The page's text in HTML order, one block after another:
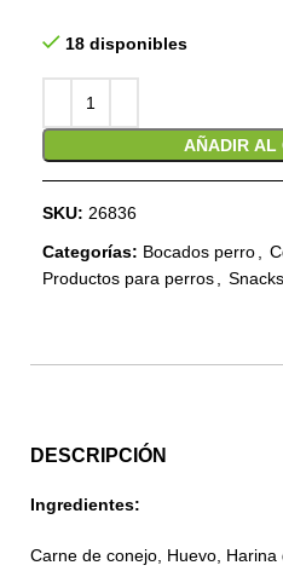
18 disponibles
AÑADIR AL
SKU: 26836
Categorías: Bocados perro
Productos para perros
DESCRIPCIÓN
Ingredientes:
Carne de conejo, Huevo, Harina